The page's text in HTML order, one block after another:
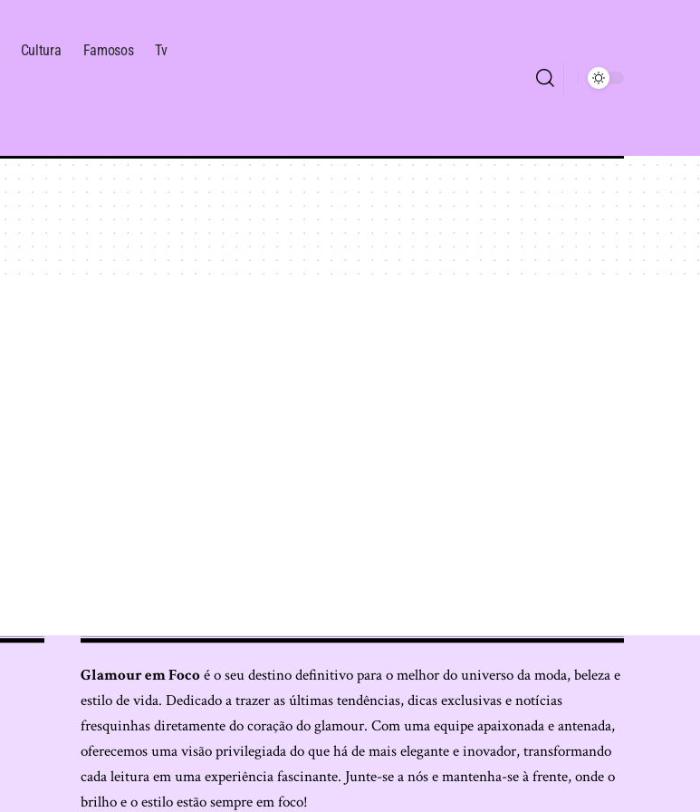
Cultura Famosos Tv
Glamour em Focoé o seu destino definitivo para o melhor do universo da moda, beleza e
estilo de vida. Dedicado a trazer as últimas tendências, dicas exclusivas e notícias
fresquinhas diretamente do coração do glamour. Com uma equipe apaixonada e antenada,
oferecemos uma visão privilegiada do que há de mais elegante e inovador, transformando
cada leitura em uma experiência fascinante. Junte-se a nós e mantenha-se à frente, onde o
brilho e o estilo estão sempre em foco!